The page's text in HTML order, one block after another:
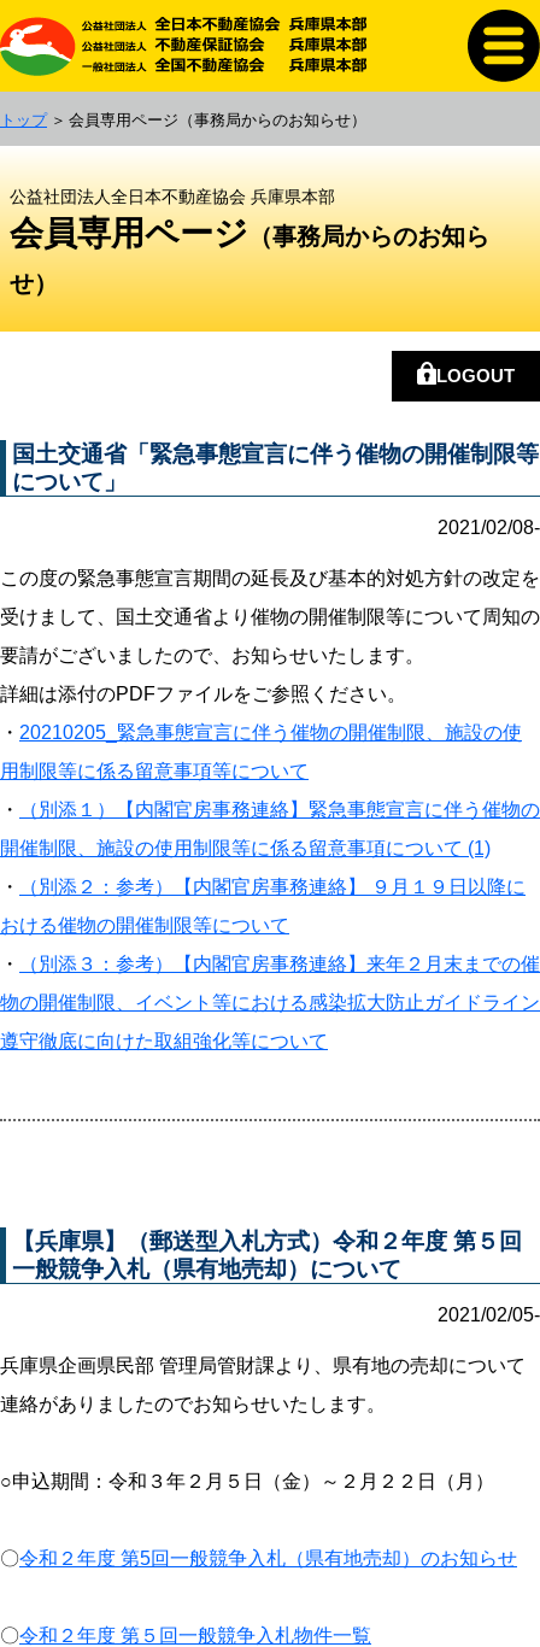
トップ 会員専用ページ （事務局からのお知らせ）
公益社団法人全日本不動産協会 兵庫県本部
会員専用ページ （事務局からのお知ら
せ）
LOGOUT
国土交通省「緊急事態宣言に伴う催物の開催制限等
について」
2021/02/08-
この度の緊急事態宣言期間の延長及び基本的対処方針の改定を
受けまして、国土交通省より催物の開催制限等について周知の
要請がございましたので、お知らせいたします。
詳細は添付のPDFファイルをご参照ください。
・ 20210205_緊急事態宣言に伴う催物の開催制限、施設の使
用制限等に係る留意事項等について
・
（別添１）【内閣官房事務連絡】緊急事態宣言に伴う催物の
開催制限、施設の使用制限等に係る留意事項について (1)
・
（別添２：参考）【内閣官房事務連絡】 ９月１９日以降に
おける催物の開催制限等について
・
（別添３：参考）【内閣官房事務連絡】来年２月末までの催
物の開催制限、イベント等における感染拡大防止ガイドライン
遵守徹底に向けた取組強化等について
【兵庫県】（郵送型入札方式）令和２年度 第５回
一般競争入札（県有地売却）について
2021/02/05-
兵庫県企画県民部 管理局管財課より、県有地の売却について
連絡がありましたのでお知らせいたします。
○申込期間：令和３年２月５日（金）～２月２２日（月）
〇令和２年度 第5回一般競争入札（県有地売却）のお知らせ
〇令和２年度 第５回一般競争入札物件一覧